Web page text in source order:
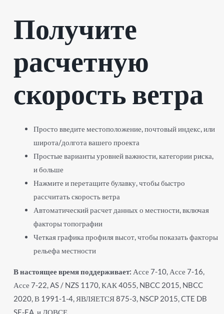
Получите
расчетную
скорость ветра
Просто введите местоположение, почтовый индекс, или
широта/долгота вашего проекта
Простые варианты уровней важности, категории риска,
и больше
Нажмите и перетащите булавку, чтобы быстро
рассчитать скорость ветра
Автоматический расчет данных о местности, включая
факторы топографии
Четкая графика профиля высот, чтобы показать факторы
рельефа местности
В настоящее время поддерживает: Ассе 7-10, Ассе 7-16,
Ассе 7-22, AS / NZS 1170, КАК 4055, NBCC 2015, NBCC
2020, В 1991-1-4, ЯВЛЯЕТСЯ 875-3, NSCP 2015, CTE DB
SE-EA, и ДОВСЕ